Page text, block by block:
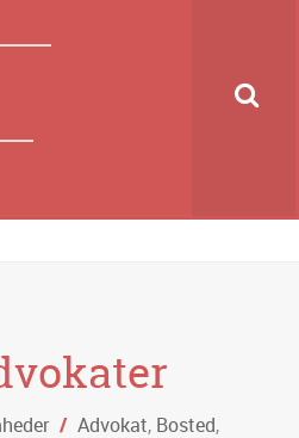
/ Advokat, Bosted,